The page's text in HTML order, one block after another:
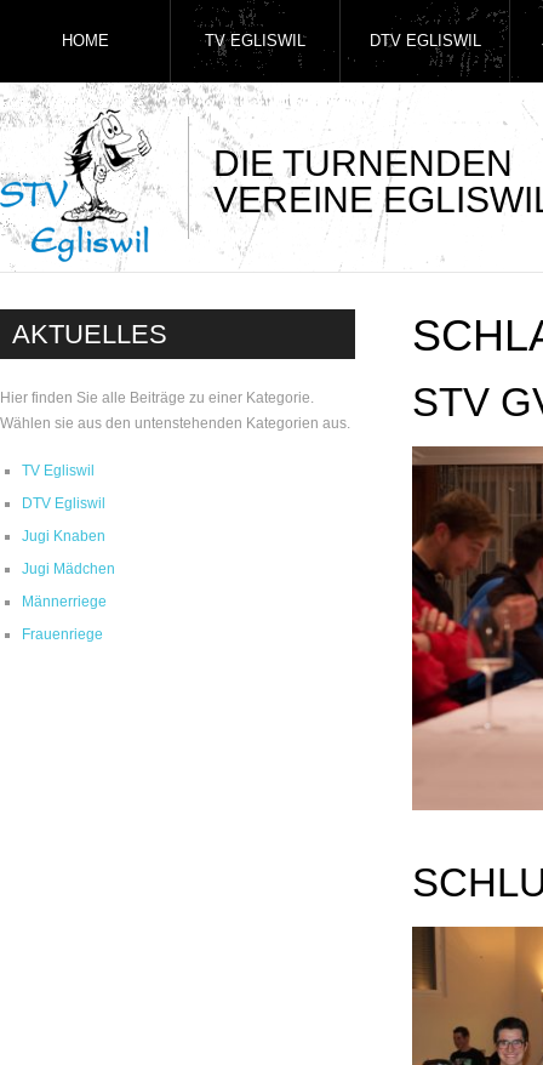
DIE TURNENDEN
VEREINE
HOME TV EGLISWIL DTV EGLISWIL
AKTUELLES
Hier finden Sie alle Beiträge zu einer Kategorie.
Wählen sie aus den untenstehenden Kategorien aus.
TV Egliswil
DTV Egliswil
Jugi Knaben
Jugi Mädchen
Männerriege
Frauenriege
STV